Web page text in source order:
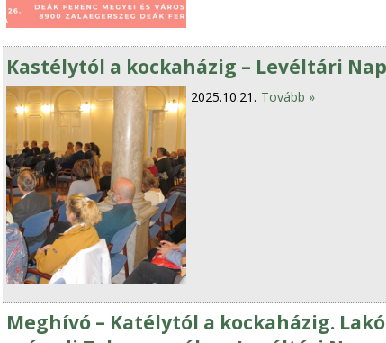
Kastélytól a kockaházig – Levéltári Nap
2025.10.21. Tovább »
Meghívó – Katélytól a kockaházig.